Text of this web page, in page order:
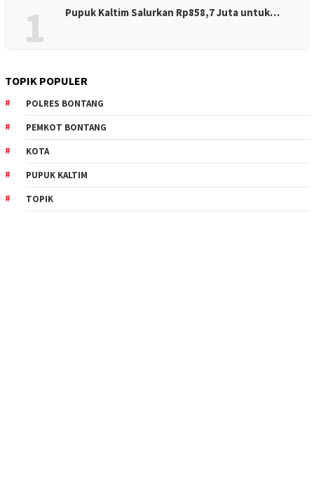
1 Pupuk Kaltim Salurkan Rp858,7 Juta untuk…
TOPIK POPULER
POLRES BONTANG
PEMKOT BONTANG
KOTA
PUPUK KALTIM
TOPIK